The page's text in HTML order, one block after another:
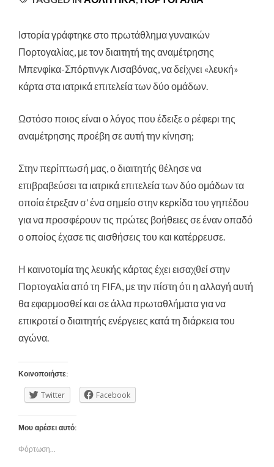
Ιστορία γράφτηκε στο πρωτάθλημα γυναικών
Πορτογαλίας, με τον διαιτητή της αναμέτρησης
Μπενφίκα-Σπόρτινγκ Λισαβόνας, να δείχνει «λευκή»
κάρτα στα ιατρικά επιτελεία των δύο ομάδων.
Ωστόσο ποιος είναι ο λόγος που έδειξε ο ρέφερι της
αναμέτρησης προέβη σε αυτή την κίνηση;
Στην περίπτωσή μας, ο διαιτητής θέλησε να
επιβραβεύσει τα ιατρικά επιτελεία των δύο ομάδων τα
οποία έτρεξαν σ’ ένα σημείο στην κερκίδα του γηπέδου
για να προσφέρουν τις πρώτες βοήθειες σε έναν οπαδό
ο οποίος έχασε τις αισθήσεις του και κατέρρευσε.
Η καινοτομία της λευκής κάρτας έχει εισαχθεί στην
Πορτογαλία από τη FIFA, με την πίστη ότι η αλλαγή αυτή
θα εφαρμοσθεί και σε άλλα πρωταθλήματα για να
επικροτεί ο διαιτητής ενέργειες κατά τη διάρκεια του
αγώνα.
Κοινοποιήστε:
Twitter Facebook
Μου αρέσει αυτό:
Φόρτωση...